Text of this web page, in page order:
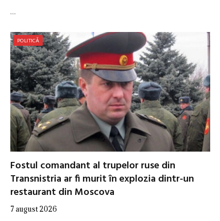
…
POLITICĂ
Fostul comandant al trupelor ruse din
Transnistria ar fi murit în explozia dintr-un
restaurant din Moscova
7 august 2026